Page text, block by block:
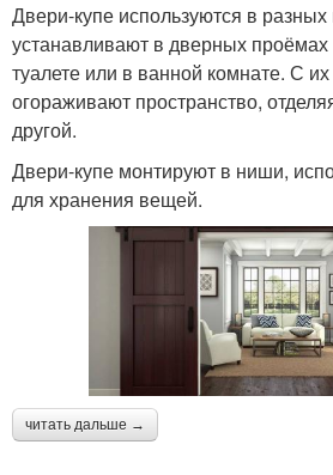
Двери-купе используются в
устанавливают в дверных проёмах
туалете или в ванной комнате. С
огораживают пространство,
другой.
Двери-купе монтируют в ниши,
для хранения вещей.
читать дальше →